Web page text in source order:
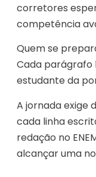
corretores
competência
Quem se
Cada parágrafo
estudante da
A jornada exige
cada linha
redação no
alcançar uma